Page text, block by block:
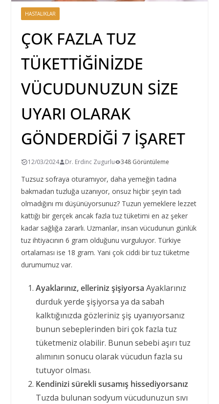
HASTALIKLAR
ÇOK FAZLA TUZ
TÜKETTİĞİNİZDE
VÜCUDUNUZUN SİZE
UYARI OLARAK
GÖNDERDİĞİ 7 İŞARET
12/03/2024 Dr. Erdinc Zugurlu 348 Görüntüleme
Tuzsuz sofraya oturamıyor, daha yemeğin tadına
bakmadan tuzluğa uzanıyor, onsuz hiçbir şeyin tadı
olmadığını mı düşünüyorsunuz? Tuzun yemeklere lezzet
kattığı bir gerçek ancak fazla tuz tüketimi en az şeker
kadar sağlığa zararlı. Uzmanlar, insan vücudunun günlük
tuz ihtiyacının 6 gram olduğunu vurguluyor. Türkiye
ortalaması ise 18 gram. Yani çok ciddi bir tuz tüketme
durumumuz var.
Ayaklarınız, elleriniz şişiyorsa Ayaklarınız
durduk yerde şişiyorsa ya da sabah
kalktığınızda gözleriniz şiş uyanıyorsanız
bunun sebeplerinden biri çok fazla tuz
tüketmeniz olabilir. Bunun sebebi aşırı tuz
alımının sonucu olarak vücudun fazla su
tutuyor olması.
Kendinizi sürekli susamış hissediyorsanız
Tuzda bulunan sodyum vücudunuzun sıvı